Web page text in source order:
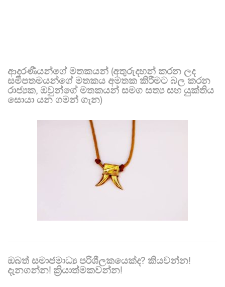
ආදරණීයන්ගේ මතකයන් (අතුරුදහන් කරන ලද
සමීපතමයන්ගේ මතකය අමතක කිරීමට බල කරන
රාජ්‍යක, ඔවුන්ගේ මතකයන් සමග සත්‍ය සහ යුක්තිය
සොයා යන ගමන් ගැන)
ඔබත් සමාජමාධ්‍ය පරිශීලකයෙක්ද? කියවන්න!
දැනගන්න! ක්‍රියාත්මකවන්න!